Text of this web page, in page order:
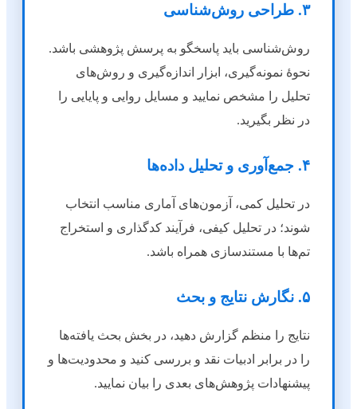
۳. طراحی روش‌شناسی
روش‌شناسی باید پاسخگو به پرسش پژوهشی باشد.
نحوهٔ نمونه‌گیری، ابزار اندازه‌گیری و روش‌های
تحلیل را مشخص نمایید و مسایل روایی و پایایی را
در نظر بگیرید.
۴. جمع‌آوری و تحلیل داده‌ها
در تحلیل کمی، آزمون‌های آماری مناسب انتخاب
شوند؛ در تحلیل کیفی، فرآیند کدگذاری و استخراج
تم‌ها با مستندسازی همراه باشد.
۵. نگارش نتایج و بحث
نتایج را منظم گزارش دهید، در بخش بحث یافته‌ها
را در برابر ادبیات نقد و بررسی کنید و محدودیت‌ها و
پیشنهادات پژوهش‌های بعدی را بیان نمایید.